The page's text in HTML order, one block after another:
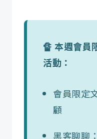
🔏 本週會員
活動：
會員限定
顧
黑客聊聊